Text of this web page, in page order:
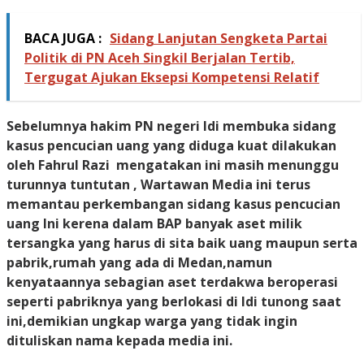
BACA JUGA : Sidang Lanjutan Sengketa Partai
Politik di PN Aceh Singkil Berjalan Tertib,
Tergugat Ajukan Eksepsi Kompetensi Relatif
Sebelumnya hakim PN negeri Idi membuka sidang
kasus pencucian uang yang diduga kuat dilakukan
oleh Fahrul Razi mengatakan ini masih menunggu
turunnya tuntutan , Wartawan Media ini terus
memantau perkembangan sidang kasus pencucian
uang Ini kerena dalam BAP banyak aset milik
tersangka yang harus di sita baik uang maupun serta
pabrik,rumah yang ada di Medan,namun
kenyataannya sebagian aset terdakwa beroperasi
seperti pabriknya yang berlokasi di Idi tunong saat
ini,demikian ungkap warga yang tidak ingin
dituliskan nama kepada media ini.